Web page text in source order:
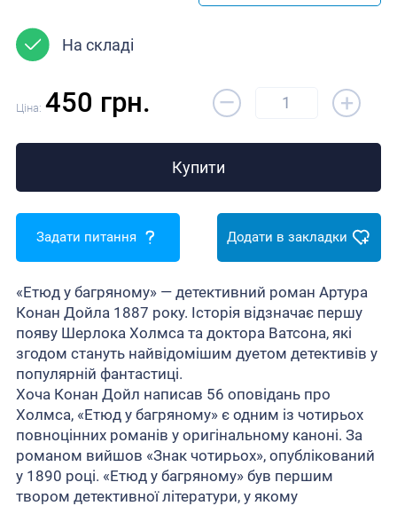
На складі
Ціна: 450 грн. – +
Купити
Задати питання Додати в закладки
«Етюд у багряному» — детективний роман Артура
Конан Дойла 1887 року. Історія відзначає першу
появу Шерлока Холмса та доктора Ватсона, які
згодом стануть найвідомішим дуетом детективів у
популярній фантастиці.
Хоча Конан Дойл написав 56 оповідань про
Холмса, «Етюд у багряному» є одним із чотирьох
повноцінних романів у оригінальному каноні. За
романом вийшов «Знак чотирьох», опублікований
у 1890 році. «Етюд у багряному» був першим
твором детективної літератури, у якому